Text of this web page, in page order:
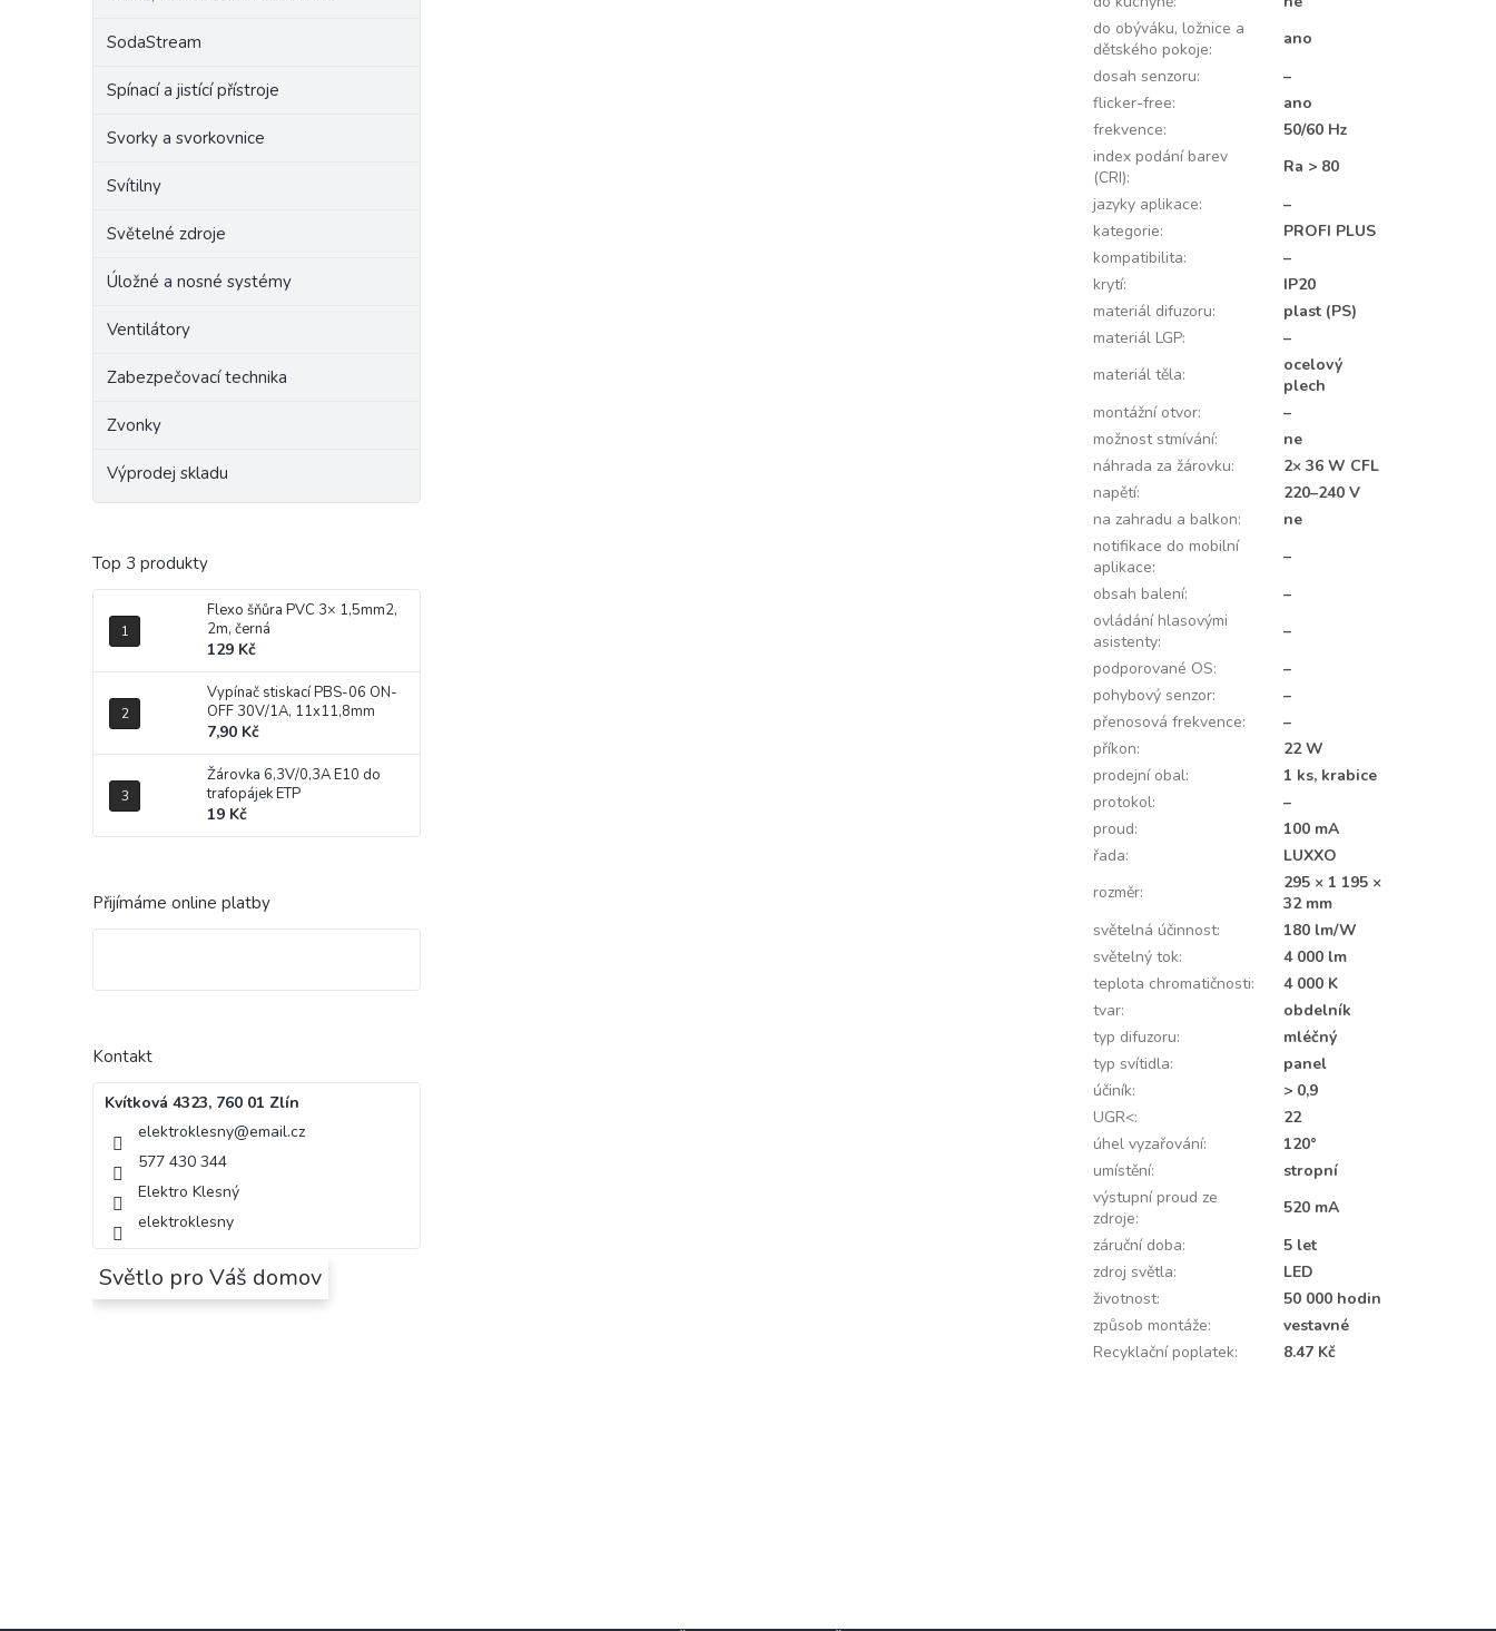
SodaStream
Spínací a jistící přístroje
Svorky a svorkovnice
Svítilny
Světelné zdroje
Úložné a nosné systémy
Ventilátory
Zabezpečovací technika
Zvonky
Výprodej skladu
Top 3 produkty
Flexo šňůra PVC 3× 1,5mm2,
2m, černá
129 Kč
Vypínač stiskací PBS-06 ON-
OFF 30V/1A, 11x11,8mm
7,90 Kč
Žárovka 6,3V/0,3A E10 do
trafopájek ETP
19 Kč
Přijímáme online platby
Kontakt
Kvítková 4323, 760 01 Zlín
elektroklesny@email.cz
577 430 344
Elektro Klesný
elektroklesny
Světlo pro Váš domov
do obýváku, ložnice a
dětského pokoje:
ano
dosah senzoru:
–
flicker-free:
ano
frekvence:
50/60 Hz
index podání barev
(CRI):
Ra > 80
jazyky aplikace:
–
kategorie:
PROFI PLUS
kompatibilita:
–
krytí:
IP20
materiál difuzoru:
plast (PS)
materiál LGP:
–
materiál těla:
ocelový
plech
montážní otvor:
–
možnost stmívání:
ne
náhrada za žárovku:
2× 36 W CFL
napětí:
220–240 V
na zahradu a balkon:
ne
notifikace do mobilní
aplikace:
–
obsah balení:
–
ovládání hlasovými
asistenty:
–
podporované OS:
–
pohybový senzor:
–
přenosová frekvence:
–
příkon:
22 W
prodejní obal:
1 ks, krabice
protokol:
–
proud:
100 mA
řada:
LUXXO
rozměr:
295 × 1 195 ×
32 mm
světelná účinnost:
180 lm/W
světelný tok:
4 000 lm
teplota chromatičnosti:
4 000 K
tvar:
obdelník
typ difuzoru:
mléčný
typ svítidla:
panel
účiník:
> 0,9
UGR<:
22
úhel vyzařování:
120°
umístění:
stropní
výstupní proud ze
zdroje:
520 mA
záruční doba:
5 let
zdroj světla:
LED
životnost:
50 000 hodin
způsob montáže:
vestavné
Recyklační poplatek: 8.47 Kč